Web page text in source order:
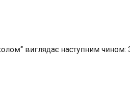
виглядає наступним